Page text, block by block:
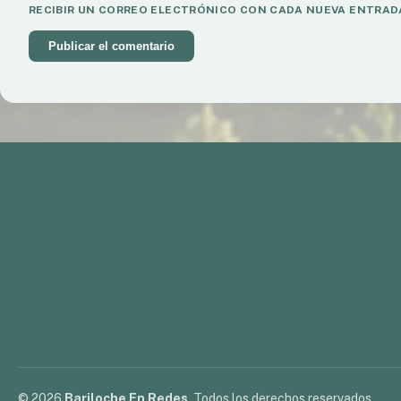
RECIBIR UN CORREO ELECTRÓNICO CON CADA NUEVA